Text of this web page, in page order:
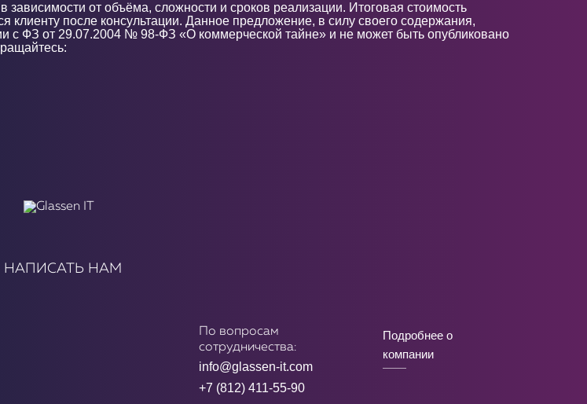
зависимости от объёма, сложности и сроков реализации. Итоговая стоимость
клиенту после консультации. Данное предложение, в силу своего содержания,
с ФЗ от 29.07.2004 № 98-ФЗ «О коммерческой тайне» и не может быть опубликовано
НАПИСАТЬ НАМ
По вопросам
сотрудничества:
info@glassen-it.com
+7 (812) 411-55-90
Подробнее о
компании